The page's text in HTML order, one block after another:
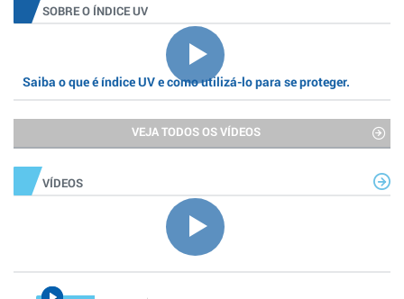
SOBRE O ÍNDICE UV
Saiba o que é índice UV e como utilizá-lo para se proteger.
VEJA TODOS OS VÍDEOS
VÍDEOS